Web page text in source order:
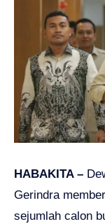
HABAKITA –
Gerindra
sejumlah calon